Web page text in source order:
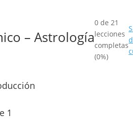
– Astrología
0 de 21
lecciones
completas
(0%)
1